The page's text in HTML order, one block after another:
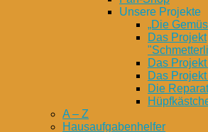
Unsere Projekte
„Die
Das Projekt
Das Projekt
Das
Die
A – Z
Hausaufgabenhelfer